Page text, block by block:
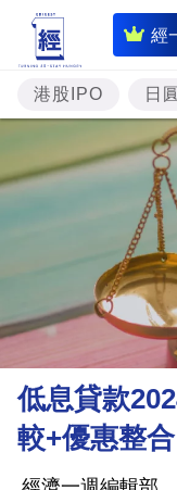
經
即
時
財
經
專
題
投
資
樓
市
理
財
商
業
港股IPO 日圓
低息貸款
較+優惠整